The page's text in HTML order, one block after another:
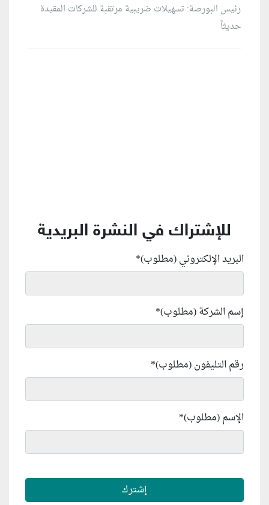
رئيس البورصة: تسهيلات ضريبية مرتقبة للشركات المقيدة
حديثاً
للإشتراك في النشرة البريدية
البريد الإلكتروني (مطلوب)*
إسم الشركة (مطلوب)*
رقم التليفون (مطلوب)*
الإسم (مطلوب)*